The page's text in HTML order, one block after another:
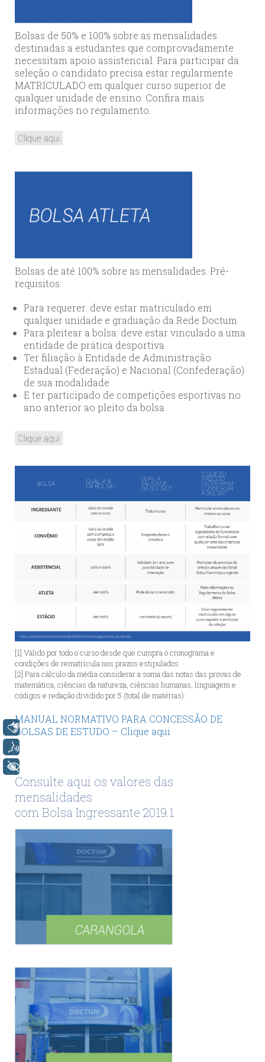
Bolsas de 50% e 100% sobre as mensalidades
destinadas a estudantes que comprovadamente
necessitam apoio assistencial. Para participar da
seleção o candidato precisa estar regularmente
MATRICULADO em qualquer curso superior de
qualquer unidade de ensino. Confira mais
informações no regulamento.
Bolsas de até 100% sobre as mensalidades. Pré-
requisitos:
Para requerer: deve estar matriculado em
qualquer unidade e graduação da Rede Doctum
Para pleitear a bolsa: deve estar vinculado a uma
entidade de prática desportiva
Ter filiação à Entidade de Administração
Estadual (Federação) e Nacional (Confederação)
de sua modalidade
E ter participado de competições esportivas no
ano anterior ao pleito da bolsa
[1] Válido por todo o curso desde que cumpra o cronograma e
condições de rematrícula nos prazos estipulados
[2] Para cálculo da média considerar a soma das notas das provas de
matemática, ciências da natureza, ciências humanas, linguagem e
códigos e redação dividido por 5 (total de matérias).
MANUAL NORMATIVO PARA CONCESSÃO DE
BOLSAS DE ESTUDO – Clique aqui
Consulte aqui os valores das
mensalidades
com Bolsa Ingressante 2019.1
Libras